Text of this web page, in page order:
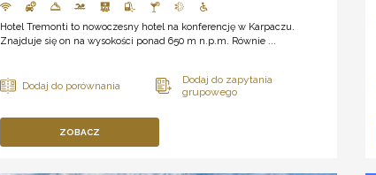
Hotel Tremonti to nowoczesny hotel na konferencję w Karpaczu.
Znajduje się on na wysokości ponad 650 m n.p.m. Równie ...
ZOBACZ